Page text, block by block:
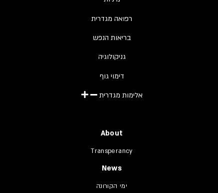
רפואה מגדרית
בריאות הנפש
גניקולוגיה
דימוי גוף
אלימות מגדרית
About
Transperancy
News
ימי הקורונה